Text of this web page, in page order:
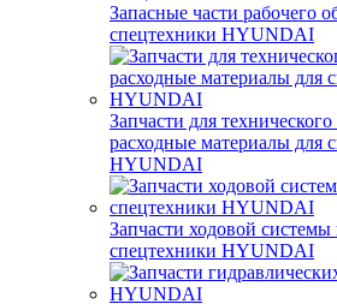
Запасные части рабочего
спецтехники HYUNDAI
Запчасти для
расходные материалы для
HYUNDAI
Запчасти ходовой системы
спецтехники HYUNDAI